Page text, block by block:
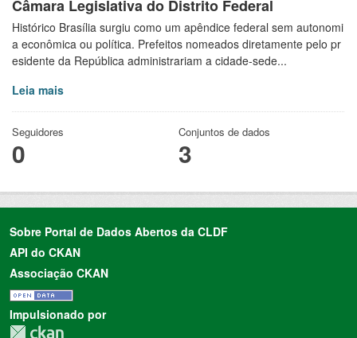
Câmara Legislativa do Distrito Federal
Histórico Brasília surgiu como um apêndice federal sem autonomi
a econômica ou política. Prefeitos nomeados diretamente pelo pr
esidente da República administrariam a cidade-sede...
Leia mais
Seguidores
0
Conjuntos de dados
3
Sobre Portal de Dados Abertos da CLDF
API do CKAN
Associação CKAN
Impulsionado por